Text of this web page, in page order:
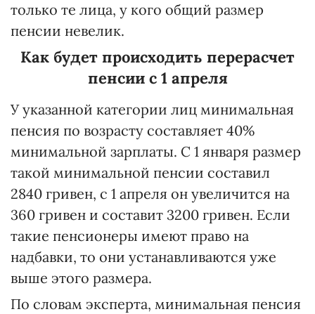
только те лица, у кого общий размер
пенсии невелик.
Как будет происходить перерасчет
пенсии с 1 апреля
У указанной категории лиц минимальная
пенсия по возрасту составляет 40%
минимальной зарплаты. С 1 января размер
такой минимальной пенсии составил
2840 гривен, с 1 апреля он увеличится на
360 гривен и составит 3200 гривен. Если
такие пенсионеры имеют право на
надбавки, то они устанавливаются уже
выше этого размера.
По словам эксперта, минимальная пенсия